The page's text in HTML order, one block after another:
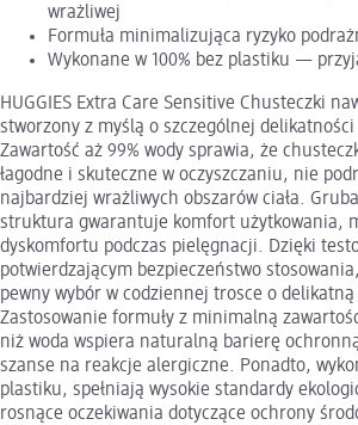
wrażliwej
Formuła minimalizująca ryzyko
Wykonane w 100% bez plastiku —
HUGGIES Extra Care Sensitive Chusteczki
stworzony z myślą o szczególnej delikatności
Zawartość aż 99% wody sprawia, że
łagodne i skuteczne w oczyszczaniu, nie
najbardziej wrażliwych obszarów ciała.
struktura gwarantuje komfort użytkowania,
dyskomfortu podczas pielęgnacji. Dzięki
potwierdzającym bezpieczeństwo
pewny wybór w codziennej trosce o delikatną
Zastosowanie formuły z minimalną
niż woda wspiera naturalną barierę
szanse na reakcje alergiczne. Ponadto,
plastiku, spełniają wysokie standardy
rosnące oczekiwania dotyczące ochrony